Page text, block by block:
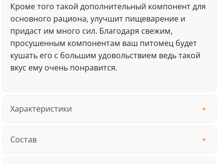
Кроме того такой дополнительный компонент для
основного рациона, улучшит пищеварение и
придаст им много сил. Благодаря свежим,
просушенным компонентам ваш питомец будет
кушать его с большим удовольствием ведь такой
вкус ему очень понравится.
Характеристики
Состав